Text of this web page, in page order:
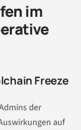
im
Freeze
der
auf